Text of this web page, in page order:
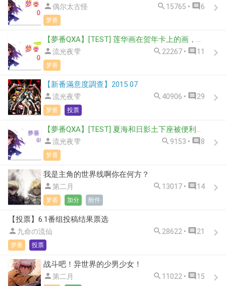
偶尔太古怪  15765 •  6
梦番
【夢番QXA】[TEST] 莲华画在贺年卡上的画，暗藏着什么玄机？
流光夜雫  22267 •  11
梦番
【新番滿意度調查】2015 07
流光夜雫  40906 •  29
梦番 投票
【夢番QXA】[TEST] 夏海和日影土下座被便利店老板看到，于是称自己在扮演什么动物？
流光夜雫  9153 •  8
梦番
我是主角的世界线啊你在何方？
第二月  13017 •  14
梦番 加分 附件
【投票】6.1番组投稿结果票选
 九命の流仙  28622 •  21
梦番 投票
战斗吧！异世界的少男少女！
第二月  11022 •  15